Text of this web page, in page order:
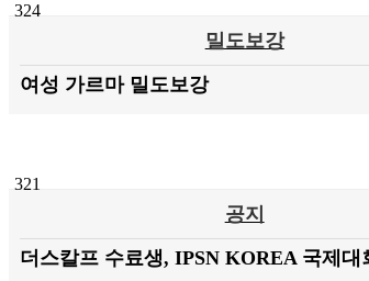
324
밀도보강
여성 가르마 밀도보강
321
공지